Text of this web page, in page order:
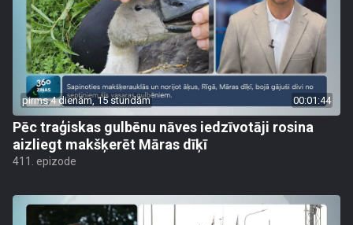
pirms 4 dienām, 15 stundām 00:01:44
Pēc traģiskas gulbēnu nāves iedzīvotāji rosina
aizliegt makšķerēt Māras dīķī
411. epizode